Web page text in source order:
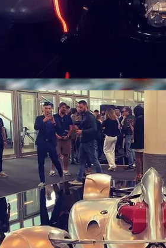
Способ Быстро Восстановить
После Праздников
Объяснили Низкий Процент
В Раду
17 Миллионов: В Житомире